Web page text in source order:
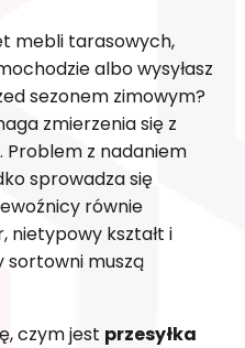
mebli tarasowych,
albo wysyłasz
sezonem zimowym?
zmierzenia się z
Problem z nadaniem
sprowadza się
równie
nietypowy kształt i
sortowni muszą
czym jest przesyłka